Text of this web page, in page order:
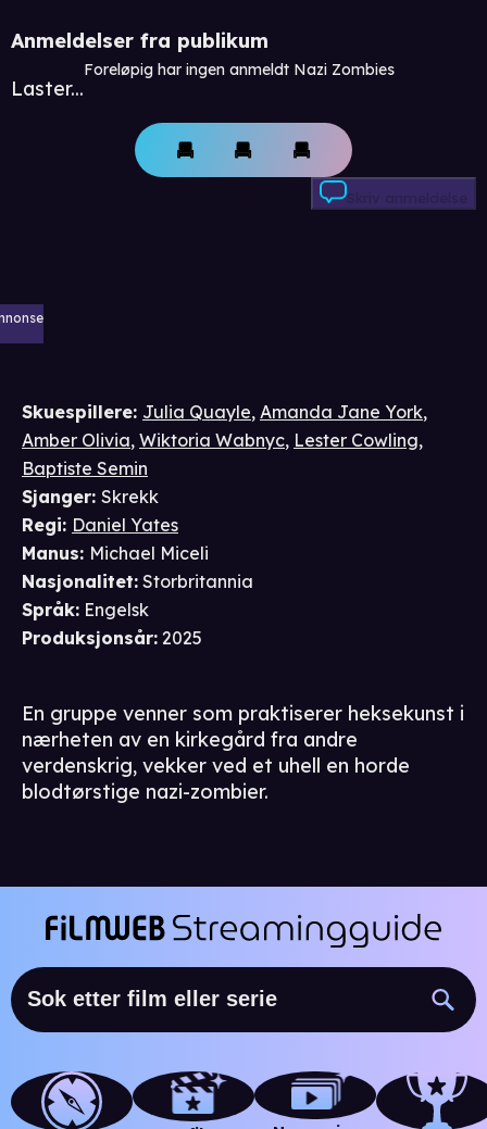
Anmeldelser fra publikum
Laster...
Foreløpig har ingen anmeldt Nazi Zombies
Skriv anmeldelse
Skuespillere: Julia Quayle, Amanda Jane York,
Amber Olivia, Wiktoria Wabnyc, Lester Cowling,
Baptiste Semin
Sjanger: Skrekk
Regi: Daniel Yates
Manus: Michael Miceli
Nasjonalitet: Storbritannia
Språk: Engelsk
Produksjonsår: 2025
En gruppe venner som praktiserer heksekunst i
nærheten av en kirkegård fra andre
verdenskrig, vekker ved et uhell en horde
blodtørstige nazi-zombier.